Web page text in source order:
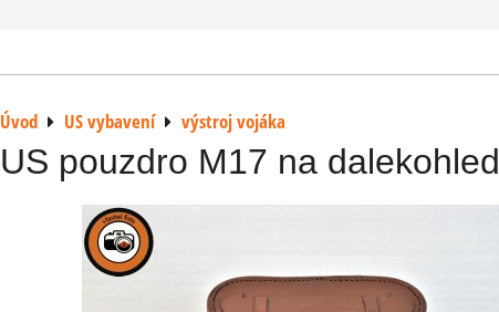
Úvod US vybavení výstroj vojáka
US pouzdro M17 na dalekohled